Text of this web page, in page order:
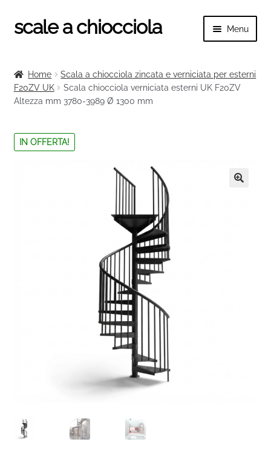
Vai
alla
Vai
al
scale a chiocciola Menu
il
menu
Tutte le scale
Ringhiere e balaustre
menu
Home
Scala a chiocciola zincata e verniciata per esterni
F20ZV UK
Scala chiocciola verniciata esterni UK F20ZV
Altezza mm 3780-3989 Ø 1300 mm
IN OFFERTA!